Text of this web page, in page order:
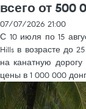
всего от 500
07/07/2026 21:00
С 10 июля по 15
Hills в возрасте до
на канатную
цены в 1 000 000